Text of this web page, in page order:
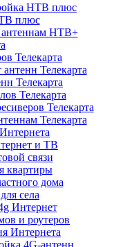
НТВ плюс
плюс
антеннам НТВ+
Телекарта
Телекарта
Телекарта
Телекарта
Телекарта
Телекарта
и ТВ
связи
квартиры
дома
села
Интернет
и роутеров
Интернета
4G-антенн